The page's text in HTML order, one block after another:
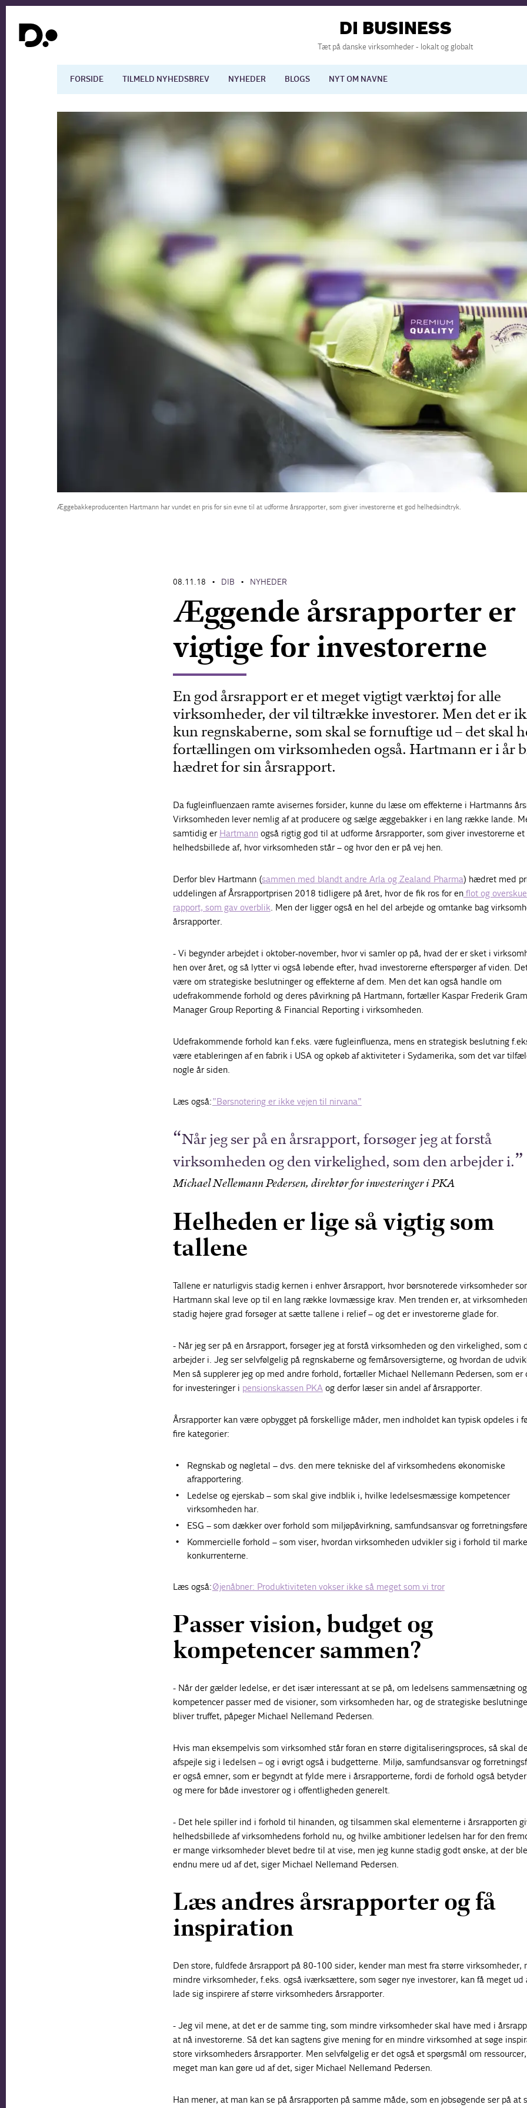
DI BUSINESS
Tæt på danske virksomheder - lokalt og globalt
FORSIDE TILMELD NYHEDSBREV NYHEDER BLOGS NYT OM NAVNE
Dansk økonomi
Uddannelse Europapolitik
Æggebakkeproducenten Hartmann har vundet en pris for sin evne til at udforme årsrapporter, som giver investorerne et god helhedsindtryk.
08.11.18 • DIB • NYHEDER
Æggende årsrapporter er
vigtige for investorerne
En god årsrapport er et meget vigtigt værktøj for alle
virksomheder, der vil tiltrække investorer. Men det er
kun regnskaberne, som skal se fornuftige ud – det skal
fortællingen om virksomheden også. Hartmann er i år
hædret for sin årsrapport.
Da fugleinfluenzaen ramte avisernes forsider, kunne du læse om effekterne i Hartmanns
Virksomheden lever nemlig af at producere og sælge æggebakker i en lang række lande.
samtidig er Hartmannogså rigtig god til at udforme årsrapporter, som giver investorerne
helhedsbillede af, hvor virksomheden står – og hvor den er på vej hen.
Derfor blev Hartmann (sammen med blandt andre Arla og Zealand Pharma) hædret med
uddelingen af Årsrapportprisen 2018 tidligere på året, hvor de fik ros for enflot og
rapport, som gav overblik. Men der ligger også en hel del arbejde og omtanke bag
årsrapporter.
- Vi begynder arbejdet i oktober-november, hvor vi samler op på, hvad der er sket i
hen over året, og så lytter vi også løbende efter, hvad investorerne efterspørger af viden.
være om strategiske beslutninger og effekterne af dem. Men det kan også handle om
udefrakommende forhold og deres påvirkning på Hartmann, fortæller Kaspar Frederik
Manager Group Reporting & Financial Reporting i virksomheden.
Udefrakommende forhold kan f.eks. være fugleinfluenza, mens en strategisk beslutning
være etableringen af en fabrik i USA og opkøb af aktiviteter i Sydamerika, som det var
nogle år siden.
Læs også:”Børsnotering er ikke vejen til nirvana”
Når jeg ser på en årsrapport, forsøger jeg at forstå
virksomheden og den virkelighed, som den arbejder i.
Michael Nellemann Pedersen, direktør for investeringer i PKA
Helheden er lige så vigtig som
tallene
Tallene er naturligvis stadig kernen i enhver årsrapport, hvor børsnoterede virksomheder
Hartmann skal leve op til en lang række lovmæssige krav. Men trenden er, at
stadig højere grad forsøger at sætte tallene i relief – og det er investorerne glade for.
- Når jeg ser på en årsrapport, forsøger jeg at forstå virksomheden og den virkelighed, som
arbejder i. Jeg ser selvfølgelig på regnskaberne og femårsoversigterne, og hvordan de
Men så supplerer jeg op med andre forhold, fortæller Michael Nellemann Pedersen, som er
for investeringer i pensionskassen PKAog derfor læser sin andel af årsrapporter.
Årsrapporter kan være opbygget på forskellige måder, men indholdet kan typisk opdeles i
fire kategorier:
Regnskab og nøgletal – dvs. den mere tekniske del af virksomhedens økonomiske
afrapportering.
Ledelse og ejerskab – som skal give indblik i, hvilke ledelsesmæssige kompetencer
virksomheden har.
ESG – som dækker over forhold som miljøpåvirkning, samfundsansvar og
Kommercielle forhold – som viser, hvordan virksomheden udvikler sig i forhold til
konkurrenterne.
Læs også:Øjenåbner: Produktiviteten vokser ikke så meget som vi tror
Passer vision, budget og
kompetencer sammen?
- Når der gælder ledelse, er det især interessant at se på, om ledelsens sammensætning og
kompetencer passer med de visioner, som virksomheden har, og de strategiske
bliver truffet, påpeger Michael Nellemand Pedersen.
Hvis man eksempelvis som virksomhed står foran en større digitaliseringsproces, så skal
afspejle sig i ledelsen – og i øvrigt også i budgetterne. Miljø, samfundsansvar og
er også emner, som er begyndt at fylde mere i årsrapporterne, fordi de forhold også
og mere for både investorer og i offentligheden generelt.
- Det hele spiller ind i forhold til hinanden, og tilsammen skal elementerne i årsrapporten
helhedsbillede af virksomhedens forhold nu, og hvilke ambitioner ledelsen har for den
er mange virksomheder blevet bedre til at vise, men jeg kunne stadig godt ønske, at der
endnu mere ud af det, siger Michael Nellemand Pedersen.
Læs andres årsrapporter og få
inspiration
Den store, fuldfede årsrapport på 80-100 sider, kender man mest fra større virksomheder,
mindre virksomheder, f.eks. også iværksættere, som søger nye investorer, kan få meget ud
lade sig inspirere af større virksomheders årsrapporter.
- Jeg vil mene, at det er de samme ting, som mindre virksomheder skal have med i
at nå investorerne. Så det kan sagtens give mening for en mindre virksomhed at søge
store virksomheders årsrapporter. Men selvfølgelig er det også et spørgsmål om
meget man kan gøre ud af det, siger Michael Nellemand Pedersen.
Han mener, at man kan se på årsrapporten på samme måde, som en jobsøgende ser på at